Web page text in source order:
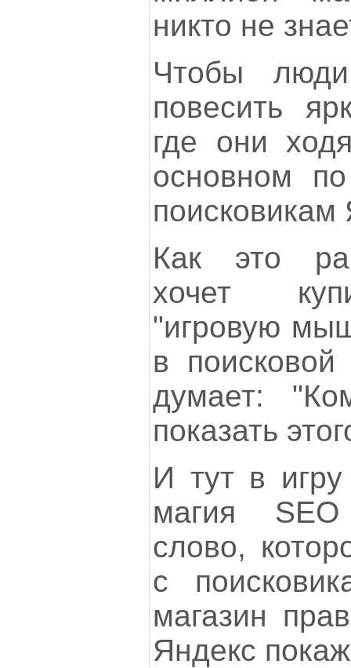
никто не
Чтобы
повесить
где они
основном
Как это
хочет
"игровую
в
думает:
показать
И тут в игру
магия
слово,
с
магазин
Яндекс